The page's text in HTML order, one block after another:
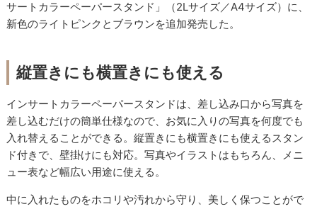
サートカラーペーパースタンド」（2Lサイズ／A4サイズ）に、
新色のライトピンクとブラウンを追加発売した。
縦置きにも横置きにも使える
インサートカラーペーパースタンドは、差し込み口から写真を
差し込むだけの簡単仕様なので、お気に入りの写真を何度でも
入れ替えることができる。縦置きにも横置きにも使えるスタン
ド付きで、壁掛けにも対応。写真やイラストはもちろん、メニ
ュー表など幅広い用途に使える。
中に入れたものをホコリや汚れから守り、美しく保つことがで